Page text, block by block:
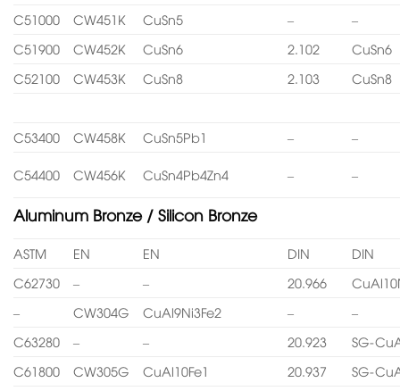
C51000
CW451K CuSn5 –
–
C51900
CW452K CuSn6 2.102
CuSn6
C52100
CW453K CuSn8 2.103 CuSn8
C53400 CW458K CuSn5Pb1 – –
C54400 CW456K CuSn4Pb4Zn4 – –
Aluminum Bronze / Silicon Bronze
ASTM EN EN DIN
DIN
C62730
– – 20.966
–
CW304G CuAl9Ni3Fe2 –
–
C63280
– – 20.923
SG-
C61800
CW305G CuAl10Fe1 20.937
SG-